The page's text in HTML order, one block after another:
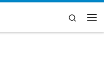
Search